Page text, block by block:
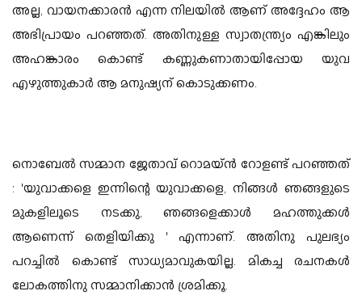
അല്ല, വായനക്കാരന്‍ എന്ന നിലയില്‍ ആണ് അദ്ദേഹം ആ
അഭിപ്രായം പറഞ്ഞത്. അതിനുള്ള സ്വാതന്ത്ര്യം എങ്കിലും
അഹങ്കാരം കൊണ്ട് കണ്ണുകണാതായിപ്പോയ യുവ
എഴുത്തുകാര്‍ ആ മനുഷ്യന് കൊടുക്കണം.
നൊബേല്‍ സമ്മാന ജേതാവ് റൊമയ്ന്‍ റോളണ്ട് പറഞ്ഞത്
: 'യുവാക്കളെ ഇന്നിന്റെ യുവാക്കളെ, നിങ്ങള്‍ ഞങ്ങളുടെ
മുകളിലൂടെ നടക്കു, ഞങ്ങളെക്കാള്‍ മഹത്തുക്കള്‍
ആണെന്ന് തെളിയിക്കു ' എന്നാണ്. അതിനു പുലഭ്യം
പറച്ചില്‍ കൊണ്ട് സാധ്യമാവുകയില്ല. മികച്ച രചനകള്‍
ലോകത്തിനു സമ്മാനിക്കാന്‍ ശ്രമിക്കൂ.